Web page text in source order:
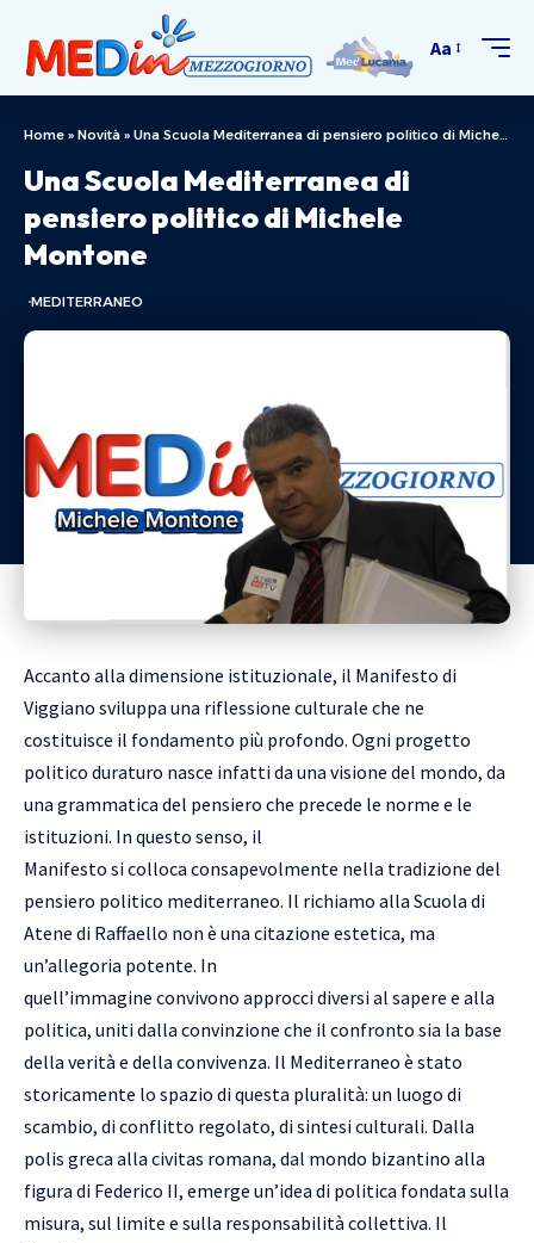
Aa
Home » Novità » Una Scuola Mediterranea di pensiero politico di Michele Montone
Una Scuola Mediterranea di
pensiero politico di Michele
Montone
MEDITERRANEO
Accanto alla dimensione istituzionale, il Manifesto di
Viggiano sviluppa una riflessione culturale che ne
costituisce il fondamento più profondo. Ogni progetto
politico duraturo nasce infatti da una visione del mondo, da
una grammatica del pensiero che precede le norme e le
istituzioni. In questo senso, il
Manifesto si colloca consapevolmente nella tradizione del
pensiero politico mediterraneo. Il richiamo alla Scuola di
Atene di Raffaello non è una citazione estetica, ma
un’allegoria potente. In
quell’immagine convivono approcci diversi al sapere e alla
politica, uniti dalla convinzione che il confronto sia la base
della verità e della convivenza. Il Mediterraneo è stato
storicamente lo spazio di questa pluralità: un luogo di
scambio, di conflitto regolato, di sintesi culturali. Dalla
polis greca alla civitas romana, dal mondo bizantino alla
figura di Federico II, emerge un’idea di politica fondata sulla
misura, sul limite e sulla responsabilità collettiva. Il